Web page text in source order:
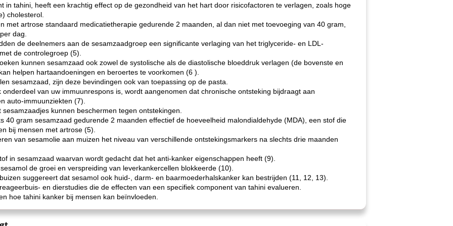
in tahini, heeft een krachtig effect op de gezondheid van het hart door risicofactoren te verlagen, zoals hoge
cholesterol.
met artrose standaard medicatietherapie gedurende 2 maanden, al dan niet met toevoeging van 40 gram,
dag.
de deelnemers aan de sesamzaadgroep een significante verlaging van het triglyceride- en LDL-
de controlegroep (5).
kunnen sesamzaad ook zowel de systolische als de diastolische bloeddruk verlagen (de bovenste en
helpen hartaandoeningen en beroertes te voorkomen (6 ).
sesamzaad, zijn deze bevindingen ook van toepassing op de pasta.
van uw immuunrespons is, wordt aangenomen dat chronische ontsteking bijdraagt ​​aan
auto-immuunziekten (7).
kunnen beschermen tegen ontstekingen.
40 gram sesamzaad gedurende 2 maanden effectief de hoeveelheid malondialdehyde (MDA), een stof die
bij mensen met artrose (5).
van sesamolie aan muizen het niveau van verschillende ontstekingsmarkers na slechts drie maanden
in sesamzaad waarvan wordt gedacht dat het anti-kanker eigenschappen heeft (9).
de groei en verspreiding van leverkankercellen blokkeerde (10).
suggereert dat sesamol ook huid-, darm- en baarmoederhalskanker kan bestrijden (11, 12, 13).
en dierstudies die de effecten van een specifiek component van tahini evalueren.
hoe tahini kanker bij mensen kan beïnvloeden.